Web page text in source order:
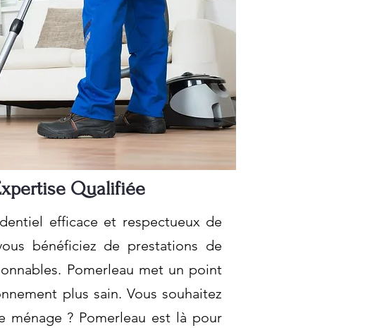
Qualifiée
efficace et respectueux de
bénéficiez de prestations de
Pomerleau met un point
plus sain. Vous souhaitez
ménage ? Pomerleau est là pour